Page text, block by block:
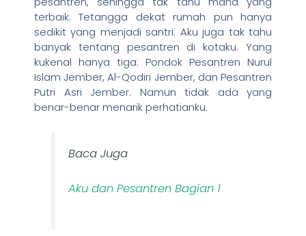
terbaik. Tetangga dekat rumah pun hanya
sedikit yang menjadi santri. Aku juga tak tahu
banyak tentang pesantren di kotaku. Yang
kukenal hanya tiga: Pondok Pesantren Nurul
Islam Jember, Al-Qodiri Jember, dan Pesantren
Putri Asri Jember. Namun tidak ada yang
benar-benar menarik perhatianku.
Baca Juga
Aku dan Pesantren Bagian 1